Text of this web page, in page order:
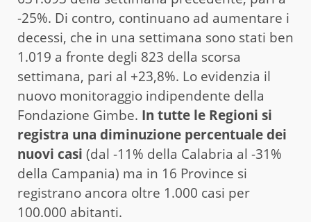
-25%. Di contro, continuano ad aumentare i
decessi, che in una settimana sono stati ben
1.019 a fronte degli 823 della scorsa
settimana, pari al +23,8%. Lo evidenzia il
nuovo monitoraggio indipendente della
Fondazione Gimbe. In tutte le Regioni si
registra una diminuzione percentuale dei
nuovi casi (dal -11% della Calabria al -31%
della Campania) ma in 16 Province si
registrano ancora oltre 1.000 casi per
100.000 abitanti.